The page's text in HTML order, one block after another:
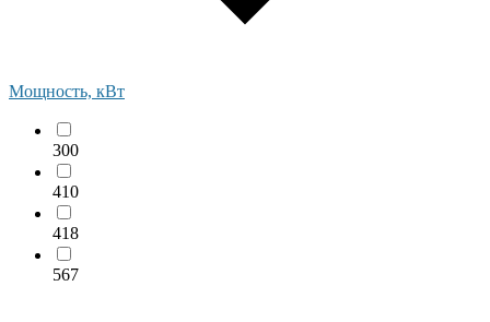
Мощность, кВт
300
410
418
567